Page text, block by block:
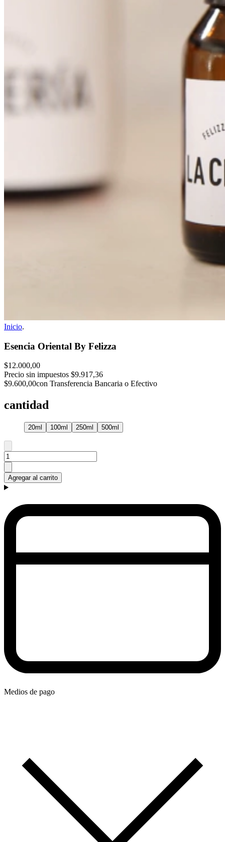
Inicio.
Esencia Oriental By Felizza
$12.000,00
Precio sin impuestos $9.917,36
$9.600,00con Transferencia Bancaria o Efectivo
cantidad
20ml 100ml 250ml 500ml
Agregar al carrito
Medios de pago